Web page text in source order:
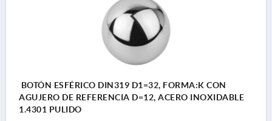
BOTÓN ESFÉRICO DIN319 D1=32, FORMA:K CON
AGUJERO DE REFERENCIA D=12, ACERO INOXIDABLE
1.4301 PULIDO